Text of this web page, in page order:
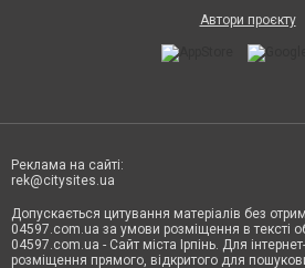
Автори проєкту
Реклама на сайті:
rek@citysites.ua
Допускається цитування матеріалів без
04597.com.ua за умови розміщення в тексті
04597.com.ua - Сайт міста Ірпінь. Для
розміщення прямого, відкритого для